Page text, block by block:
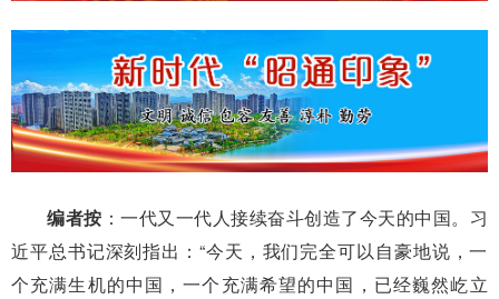
编者按 ：一代又一代人接续奋斗创造了今天的中国。习
近平总书记深刻指出：“今天，我们完全可以自豪地说，一
个充满生机的中国，一个充满希望的中国，已经巍然屹立